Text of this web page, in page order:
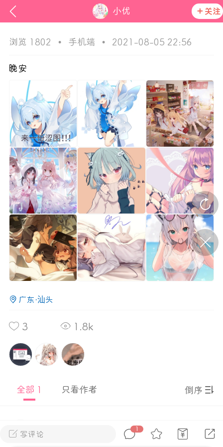
小优 关注
ss
资讯
区发布非法内容 发现立即永久封号
官方公告
177
P站美图推荐——条纹过膝袜（二）
隐藏 0
隐藏
写评论
1
浏览 1802 • 手机端 • 2021-08-05 22:56
晚安
广东·汕头
3 1.8k
全部 1 只看作者 倒序
枝木兮
5年前